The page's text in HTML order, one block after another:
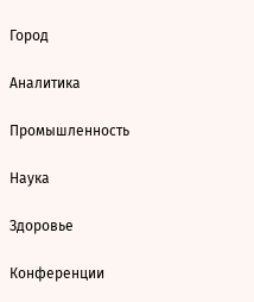
Город
Аналитика
Промышленность
Наука
Здоровье
Конференции